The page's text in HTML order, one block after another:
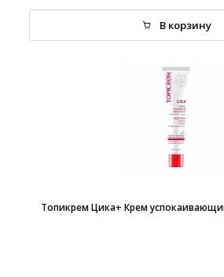
В корзину
Топикрем Цика+ Крем